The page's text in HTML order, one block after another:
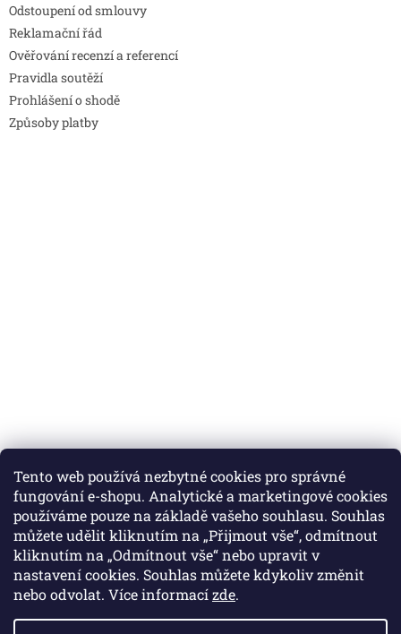
Tento web používá nezbytné cookies pro správné
fungování e-shopu. Analytické a marketingové cookies
používáme pouze na základě vašeho souhlasu. Souhlas
můžete udělit kliknutím na „Přijmout vše“, odmítnout
kliknutím na „Odmítnout vše“ nebo upravit v
nastavení cookies. Souhlas můžete kdykoliv změnit
nebo odvolat. Více informacízde.
Odstoupení od smlouvy
Reklamační řád
Ověřování recenzí a referencí
Pravidla soutěží
Prohlášení o shodě
Způsoby platby
Instagram